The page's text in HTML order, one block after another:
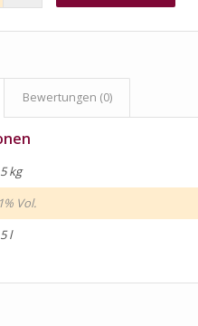
Bewertungen (0)
kg
Vol.
l